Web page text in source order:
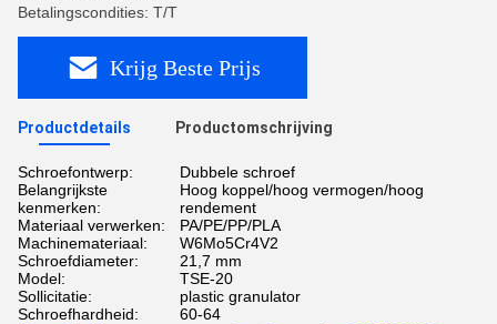
Betalingscondities: T/T
Krijg Beste Prijs
Productdetails Productomschrijving
Schroefontwerp:
Dubbele schroef
Belangrijkste
kenmerken:
Hoog koppel/hoog vermogen/hoog
rendement
Materiaal verwerken:
PA/PE/PP/PLA
Machinemateriaal:
W6Mo5Cr4V2
Schroefdiameter:
21,7 mm
Model:
TSE-20
Sollicitatie:
plastic granulator
Schroefhardheid:
60-64